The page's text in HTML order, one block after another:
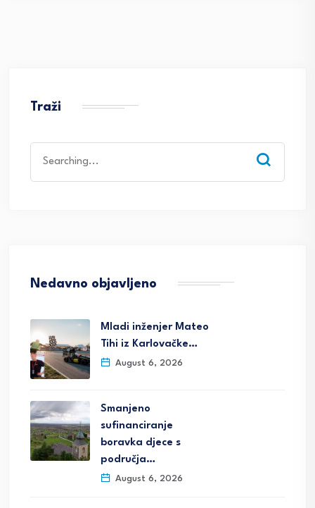
Traži
for:
Nedavno objavljeno
Mladi inženjer Mateo
Tihi iz Karlovačke…
August 6, 2026
Smanjeno
sufinanciranje
boravka djece s
područja…
August 6, 2026